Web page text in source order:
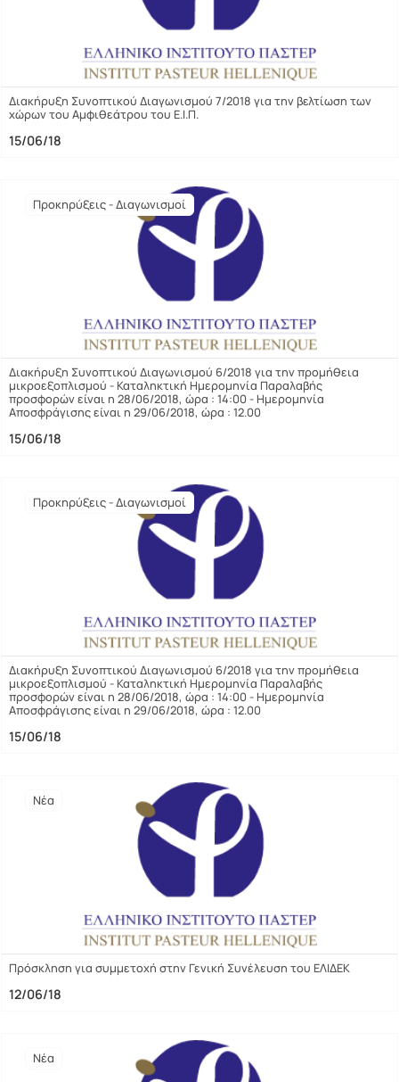
Διακήρυξη Συνοπτικού Διαγωνισμού 7/2018 για την βελτίωση των
χώρων του Αμφιθεάτρου του Ε.Ι.Π.
15/06/18
Προκηρύξεις - Διαγωνισμοί
Διακήρυξη Συνοπτικού Διαγωνισμού 6/2018 για την προμήθεια
μικροεξοπλισμού - Καταληκτική Ημερομηνία Παραλαβής
προσφορών είναι η 28/06/2018, ώρα : 14:00 - Ημερομηνία
Αποσφράγισης είναι η 29/06/2018, ώρα : 12.00
15/06/18
Προκηρύξεις - Διαγωνισμοί
Διακήρυξη Συνοπτικού Διαγωνισμού 6/2018 για την προμήθεια
μικροεξοπλισμού - Καταληκτική Ημερομηνία Παραλαβής
προσφορών είναι η 28/06/2018, ώρα : 14:00 - Ημερομηνία
Αποσφράγισης είναι η 29/06/2018, ώρα : 12.00
15/06/18
Νέα
Πρόσκληση για συμμετοχή στην Γενική Συνέλευση του ΕΛΙΔΕΚ
12/06/18
Νέα